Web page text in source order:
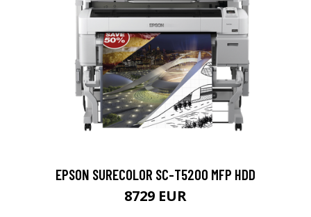
EPSON SURECOLOR SC-T5200 MFP HDD
8729 EUR